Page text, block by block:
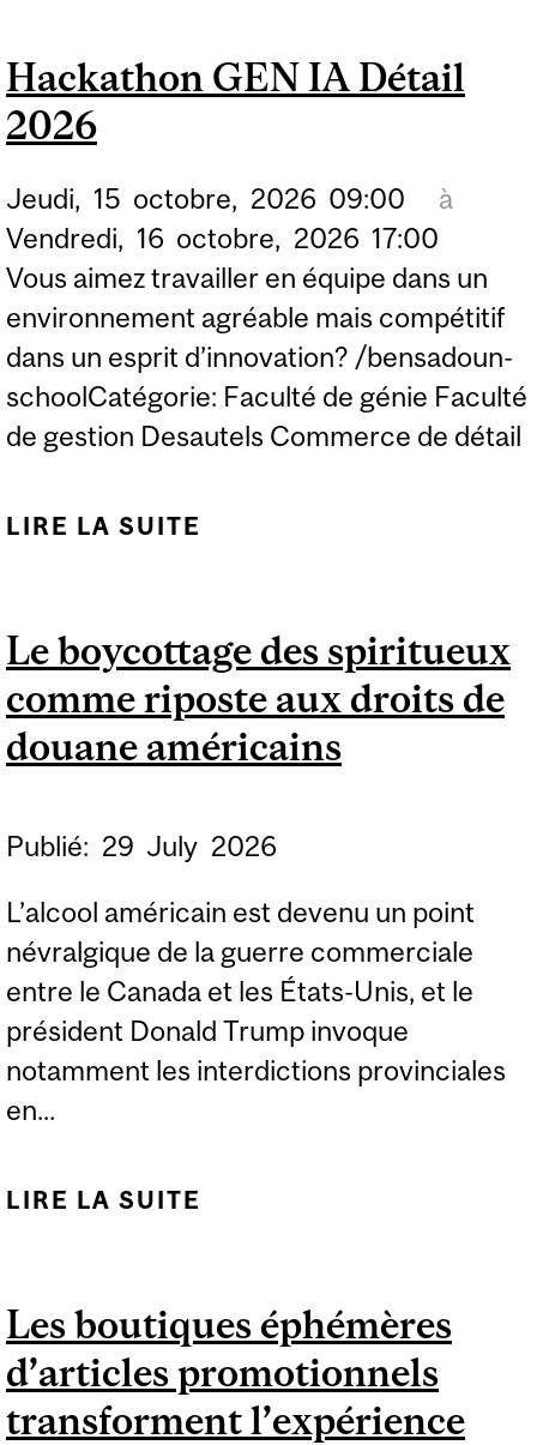
Hackathon GEN IA Détail
2026
Jeudi, 15 octobre, 2026 09:00
à
Vendredi, 16 octobre, 2026 17:00
Vous aimez travailler en équipe dans un
environnement agréable mais compétitif
dans un esprit d’innovation? /bensadoun-
schoolCatégorie: Faculté de génie Faculté
de gestion Desautels Commerce de détail
LIRE LA SUITE
Le boycottage des spiritueux
comme riposte aux droits de
douane américains
Publié: 29 July 2026
L’alcool américain est devenu un point
névralgique de la guerre commerciale
entre le Canada et les États-Unis, et le
président Donald Trump invoque
notamment les interdictions provinciales
en...
LIRE LA SUITE
DROITS DE DOUANE
AMÉRICAINS
Les boutiques éphémères
d’articles promotionnels
transforment l’expérience